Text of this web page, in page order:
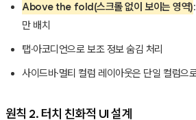
Above the fold(스크롤 없이 보이는 영역)
만 배치
탭·아코디언으로 보조 정보 숨김 처리
사이드바·멀티 컬럼 레이아웃은 단일 컬럼으
원칙 2. 터치 친화적 UI 설계